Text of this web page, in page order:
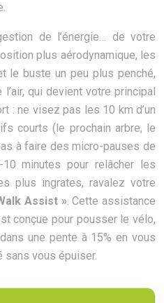
de l’énergie… de votre
plus aérodynamique, les
le buste un peu plus penché,
qui devient votre principal
: ne visez pas les 10 km d’un
courts (le prochain arbre, le
à faire des micro-pauses de
minutes pour relâcher les
plus ingrates, ravalez votre
Assist ». Cette assistance
conçue pour pousser le vélo,
une pente à 15% en vous
sans vous épuiser.